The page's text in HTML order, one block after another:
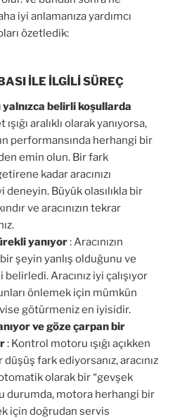
iyi anlamanıza yardımcı
özetledik:
İLE İLGİLİ SÜREÇ
yalnızca belirli koşullarda
aralıklı olarak yanıyorsa,
performansında herhangi bir
emin olun. Bir fark
kadar aracınızı
Büyük olasılıkla bir
ve aracınızın tekrar
yanıyor: Aracınızın
şeyin yanlış olduğunu ve
Aracınız iyi çalışıyor
önlemek için mümkün
götürmeniz en iyisidir.
ve göze çarpan bir
: Kontrol motoru ışığı açıkken
fark ediyorsanız, aracınız
olarak bir “gevşek
durumda, motora herhangi bir
için doğrudan servis